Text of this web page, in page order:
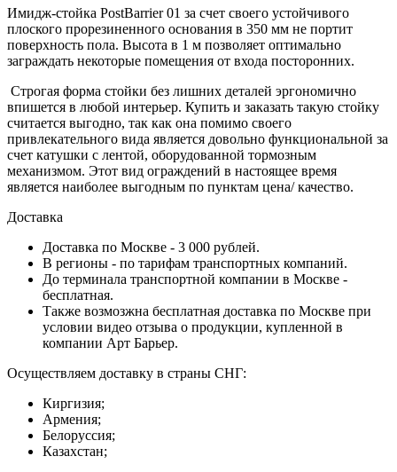
Имидж-стойка PostBarrier 01 за счет своего устойчивого
плоского прорезиненного основания в 350 мм не портит
поверхность пола. Высота в 1 м позволяет оптимально
заграждать некоторые помещения от входа посторонних.
Строгая форма стойки без лишних деталей эргономично
впишется в любой интерьер. Купить и заказать такую стойку
считается выгодно, так как она помимо своего
привлекательного вида является довольно функциональной за
счет катушки с лентой, оборудованной тормозным
механизмом. Этот вид ограждений в настоящее время
является наиболее выгодным по пунктам цена/ качество.
Доставка
Доставка по Москве - 3 000 рублей.
В регионы - по тарифам транспортных компаний.
До терминала транспортной компании в Москве -
бесплатная.
Также возмозжна бесплатная доставка по Москве при
условии видео отзыва о продукции, купленной в
компании Арт Барьер.
Осуществляем доставку в страны СНГ:
Киргизия;
Армения;
Белоруссия;
Казахстан;